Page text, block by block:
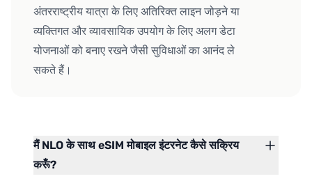
अंतरराष्ट्रीय यात्रा के लिए अतिरिक्त लाइन जोड़ने या
व्यक्तिगत और व्यावसायिक उपयोग के लिए अलग डेटा
योजनाओं को बनाए रखने जैसी सुविधाओं का आनंद ले
सकते हैं।
मैं NLO के साथ eSIM मोबाइल इंटरनेट कैसे सक्रिय
करूँ?